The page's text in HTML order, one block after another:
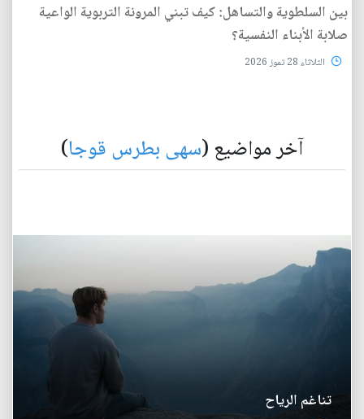
بين السلطوية والتساهل: كيف تبني المرونة التربوية الواعية
صلابة الأبناء النفسية؟
الثلاثاء 28 تموز 2026
آخر مواضيع (سهى بطرس قوجا)
تناغم الرياح